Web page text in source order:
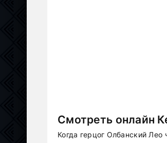
Смотреть онлайн
Когда герцог Олбанский